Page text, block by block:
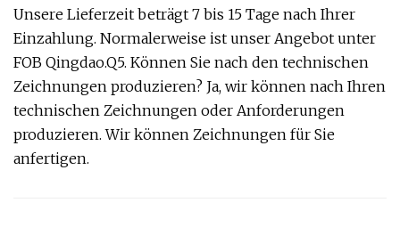
Unsere Lieferzeit beträgt 7 bis 15 Tage nach Ihrer
Einzahlung. Normalerweise ist unser Angebot unter
FOB Qingdao.Q5. Können Sie nach den technischen
Zeichnungen produzieren? Ja, wir können nach Ihren
technischen Zeichnungen oder Anforderungen
produzieren. Wir können Zeichnungen für Sie
anfertigen.